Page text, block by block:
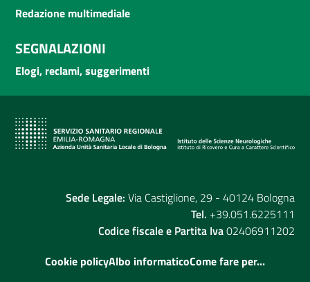
Redazione multimediale
SEGNALAZIONI
Elogi, reclami, suggerimenti
Sede Legale: Via Castiglione, 29 - 40124 Bologna
Tel. +39.051.6225111
Codice fiscale e Partita Iva02406911202
Cookie policyAlbo informaticoCome fare per...